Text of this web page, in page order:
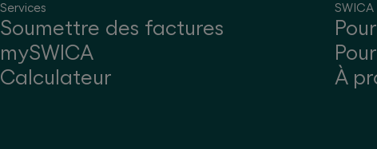
Services
Soumettre des factures
mySWICA
Calculateur
SWICA
À